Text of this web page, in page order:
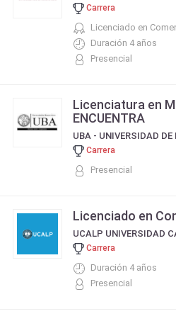
Carrera
Licenciado en
Duración 4 años
Presencial
Licenciatura en
ENCUENTRA
UBA - UNIVERSIDAD DE
Carrera
Presencial
Licenciado en
Carrera
Duración 4 años
Presencial